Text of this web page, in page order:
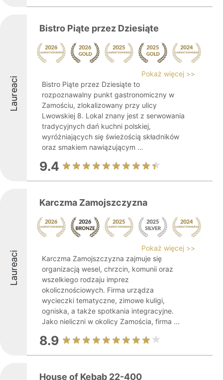
Laureaci
Bistro Piąte przez Dziesiąte
Pokaż więcej >>
Bistro Piąte przez Dziesiąte to
rozpoznawalny punkt gastronomiczny w
Zamościu, zlokalizowany przy ulicy
Lwowskiej 8. Lokal znany jest z serwowania
tradycyjnych dań kuchni polskiej,
wyróżniających się świeżością składników
oraz smakiem nawiązującym ...
9.4
Laureaci
Karczma Zamojszczyzna
Pokaż więcej >>
Karczma Zamojszczyzna zajmuje się
organizacją wesel, chrzcin, komunii oraz
wszelkiego rodzaju imprez
okolicznościowych. Firma urządza
wycieczki tematyczne, zimowe kuligi,
ogniska, a także spotkania integracyjne.
Jako nieliczni w okolicy Zamościa, firma ...
8.9
House of Kebab 22-400